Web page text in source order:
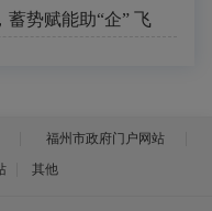
蓄势赋能助“企” 飞
福州市政府门户网站
其他